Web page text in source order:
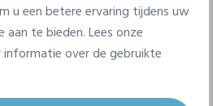
u een betere ervaring tijdens uw
te bieden. Lees onze
over de gebruikte